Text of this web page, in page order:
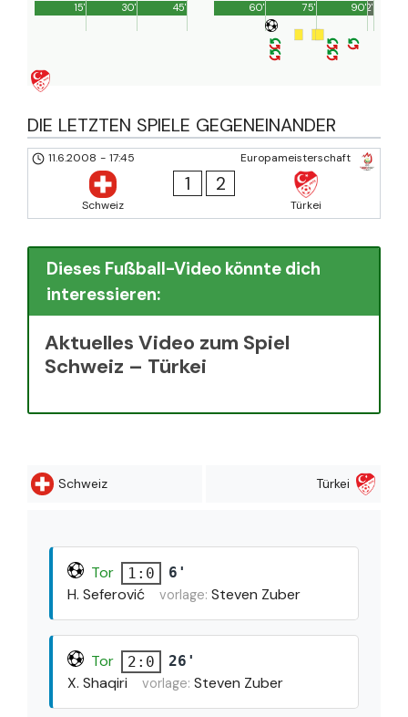
45'
15' 30' 90'
60' 75' 2'
DIE LETZTEN SPIELE GEGENEINANDER
Europameisterschaft
11.6.2008 - 17:45
Schweiz
1 2
Türkei
Dieses Fußball-Video könnte dich
interessieren:
Aktuelles Video zum Spiel
Schweiz – Türkei
Schweiz Türkei
Tor 1:0 6'
H. Seferović vorlage: Steven Zuber
Tor 2:0 26'
X. Shaqiri vorlage: Steven Zuber